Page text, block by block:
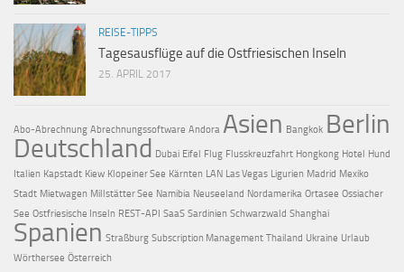
REISE-TIPPS
Tagesausflüge auf die Ostfriesischen Inseln
25. APRIL 2017
Abo-Abrechnung Abrechnungssoftware Andora Asien Bangkok Berlin
Deutschland Dubai Eifel Flug Flusskreuzfahrt Hongkong Hotel Hund
Italien Kapstadt Kiew Klopeiner See Kärnten LAN Las Vegas Ligurien Madrid Mexiko
Stadt Mietwagen Millstätter See Namibia Neuseeland Nordamerika Ortasee Ossiacher
See Ostfriesische Inseln REST-API SaaS Sardinien Schwarzwald Shanghai
Spanien Straßburg Subscription Management Thailand Ukraine Urlaub
Wörthersee Österreich